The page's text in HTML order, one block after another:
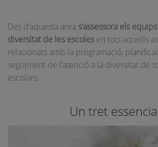
Des d’aquesta àrea s’assessora els
diversitat de les escoles en tots aquells
relacionats amb la programació,
seguiment de l’atenció a la diversitat de
escolars.
Un tret